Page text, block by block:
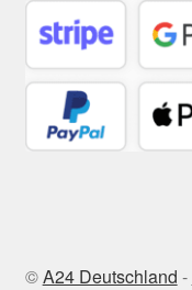
©A24 Deutschland -